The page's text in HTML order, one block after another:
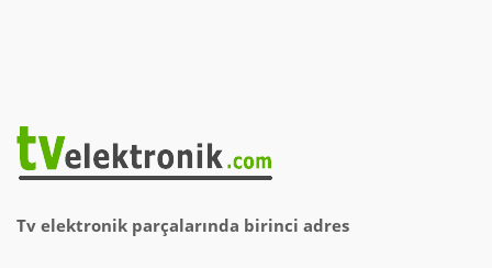
Tv elektronik parçalarında birinci adres